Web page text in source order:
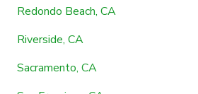
Redondo Beach, CA
Riverside, CA
Sacramento, CA